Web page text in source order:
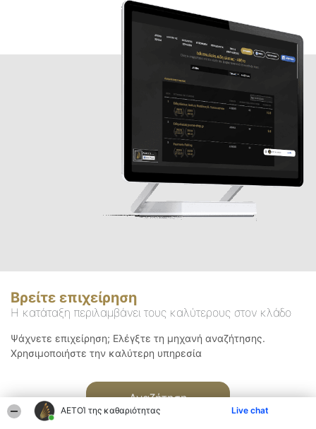
ΑΕΤΟΊ της καθαριότητας Live chat
Βρείτε επιχείρηση
Η κατάταξη περιλαμβάνει τους καλύτερους στον κλάδο
Ψάχνετε επιχείρηση; Ελέγξτε τη μηχανή αναζήτησης.
Χρησιμοποιήστε την καλύτερη υπηρεσία
Αναζήτηση